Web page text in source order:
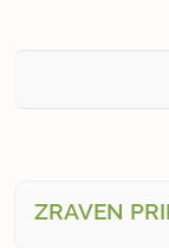
ZRAVEN